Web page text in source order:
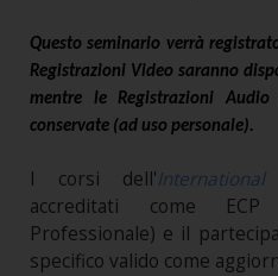
Questo seminario verrà
Registrazioni Video saranno
mentre le Registrazioni
conservate (ad uso personale).
I corsi dell'
accreditati come ECP
Professionale) e il
specifico valido come